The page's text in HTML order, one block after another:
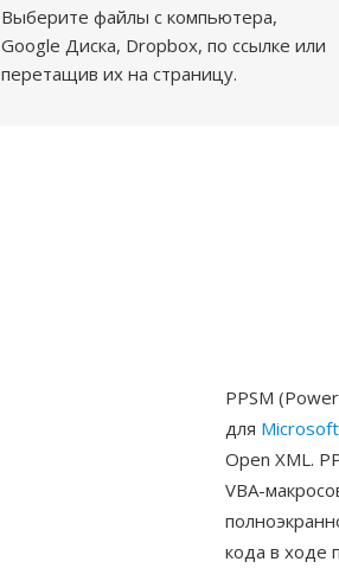
Выберите файлы с компьютера,
Google Диска, Dropbox, по ссылке или
перетащив их на страницу.
PPSM
для
Open XML.
VBA-
кода в ходе